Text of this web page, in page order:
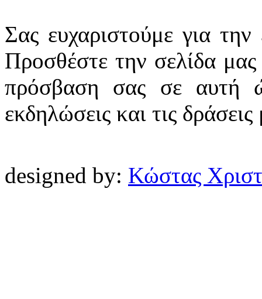
Σας ευχαριστούμε για
Προσθέστε την σελίδα μας
πρόσβαση σας σε αυτή
εκδηλώσεις και τις
designed by: Κώστας